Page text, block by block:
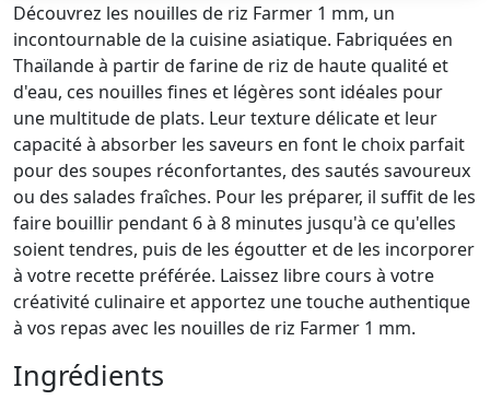
Découvrez les nouilles de riz Farmer 1 mm, un
incontournable de la cuisine asiatique. Fabriquées en
Thaïlande à partir de farine de riz de haute qualité et
d'eau, ces nouilles fines et légères sont idéales pour
une multitude de plats. Leur texture délicate et leur
capacité à absorber les saveurs en font le choix parfait
pour des soupes réconfortantes, des sautés savoureux
ou des salades fraîches. Pour les préparer, il suffit de les
faire bouillir pendant 6 à 8 minutes jusqu'à ce qu'elles
soient tendres, puis de les égoutter et de les incorporer
à votre recette préférée. Laissez libre cours à votre
créativité culinaire et apportez une touche authentique
à vos repas avec les nouilles de riz Farmer 1 mm.
Ingrédients